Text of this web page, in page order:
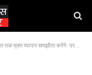
व्यापार समझौता करेंगे: प्रधानमंत्री मोदी